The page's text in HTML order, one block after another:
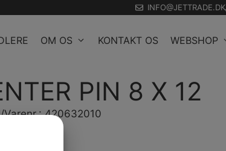
INFO@JETTRADE.DK
OM OS KONTAKT OS WEBSHOP
PIN 8 X 12
Varenr.: 420632010